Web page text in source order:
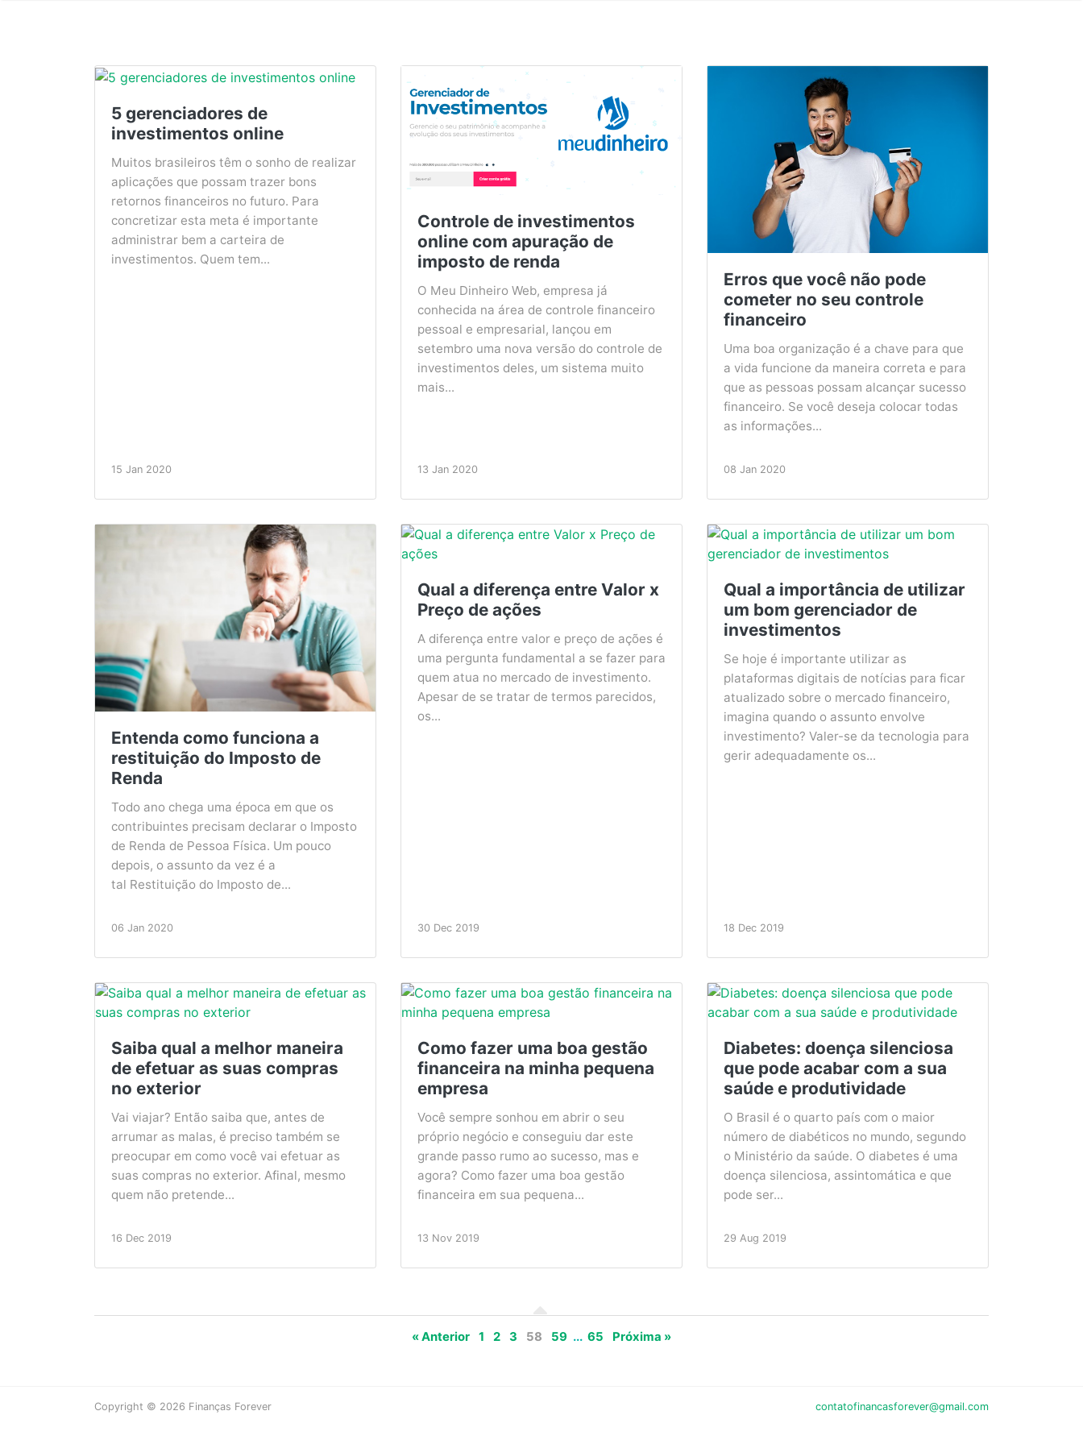
5 gerenciadores de
investimentos online
Muitos brasileiros têm o sonho de realizar
aplicações que possam trazer bons
retornos financeiros no futuro. Para
concretizar esta meta é importante
administrar bem a carteira de
investimentos. Quem tem...
15 Jan 2020
Controle de investimentos
online com apuração de
imposto de renda
O Meu Dinheiro Web, empresa já
conhecida na área de controle financeiro
pessoal e empresarial, lançou em
setembro uma nova versão do controle de
investimentos deles, um sistema muito
mais...
13 Jan 2020
Erros que você não pode
cometer no seu controle
financeiro
Uma boa organização é a chave para que
a vida funcione da maneira correta e para
que as pessoas possam alcançar sucesso
financeiro. Se você deseja colocar todas
as informações...
08 Jan 2020
Entenda como funciona a
restituição do Imposto de
Renda
Todo ano chega uma época em que os
contribuintes precisam declarar o Imposto
de Renda de Pessoa Física. Um pouco
depois, o assunto da vez é a
tal Restituição do Imposto de...
06 Jan 2020
Qual a diferença entre Valor x
Preço de ações
A diferença entre valor e preço de ações é
uma pergunta fundamental a se fazer para
quem atua no mercado de investimento.
Apesar de se tratar de termos parecidos,
os...
30 Dec 2019
Qual a importância de utilizar
um bom gerenciador de
investimentos
Se hoje é importante utilizar as
plataformas digitais de notícias para ficar
atualizado sobre o mercado financeiro,
imagina quando o assunto envolve
investimento? Valer-se da tecnologia para
gerir adequadamente os...
18 Dec 2019
Saiba qual a melhor maneira
de efetuar as suas compras
no exterior
Vai viajar? Então saiba que, antes de
arrumar as malas, é preciso também se
preocupar em como você vai efetuar as
suas compras no exterior. Afinal, mesmo
quem não pretende...
16 Dec 2019
Como fazer uma boa gestão
financeira na minha pequena
empresa
Você sempre sonhou em abrir o seu
próprio negócio e conseguiu dar este
grande passo rumo ao sucesso, mas e
agora? Como fazer uma boa gestão
financeira em sua pequena...
13 Nov 2019
Diabetes: doença silenciosa
que pode acabar com a sua
saúde e produtividade
O Brasil é o quarto país com o maior
número de diabéticos no mundo, segundo
o Ministério da saúde. O diabetes é uma
doença silenciosa, assintomática e que
pode ser...
29 Aug 2019
« Anterior 1 2 3 58 59 ... 65 Próxima »
Copyright © 2026 Finanças Forever contatofinancasforever@gmail.com